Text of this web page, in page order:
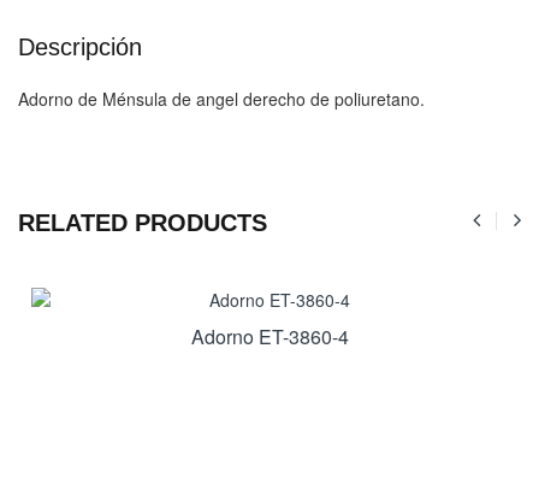
Descripción
Adorno de Ménsula de angel derecho de poliuretano.
RELATED PRODUCTS
Adorno ET-3860-4